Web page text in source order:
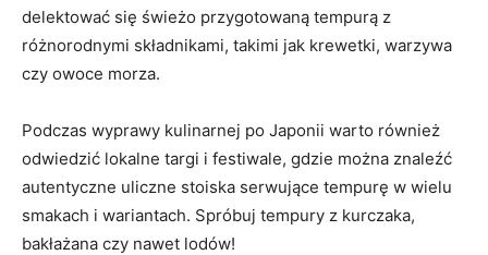
delektować się świeżo przygotowaną tempurą z
różnorodnymi składnikami, takimi jak krewetki, warzywa
czy owoce morza.
Podczas wyprawy kulinarnej po Japonii warto również
odwiedzić lokalne targi i festiwale, gdzie można znaleźć
autentyczne uliczne stoiska serwujące tempurę w wielu
smakach i wariantach. Spróbuj tempury z kurczaka,
bakłażana czy nawet lodów!